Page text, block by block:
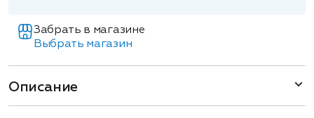
Забрать в магазине
Выбрать магазин
Описание